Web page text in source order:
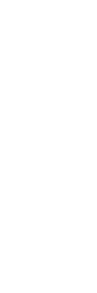
החינוך
עולה כי
באשקלון
עמד אחוז
הציבורי בעיר
בהקמת מעבדות
מבנים ובמתן
שאלו, יקבלו
ותלמידי
*בחמש